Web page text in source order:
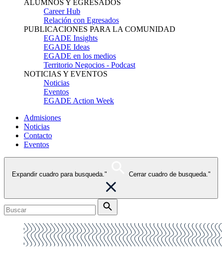
ALUMNOS Y EGRESADOS
Career Hub
Relación con Egresados
PUBLICACIONES PARA LA COMUNIDAD
EGADE Insights
EGADE Ideas
EGADE en los medios
Territorio Negocios - Podcast
NOTICIAS Y EVENTOS
Noticias
Eventos
EGADE Action Week
Admisiones
Noticias
Contacto
Eventos
Expandir cuadro para busqueda." Cerrar cuadro de busqueda."